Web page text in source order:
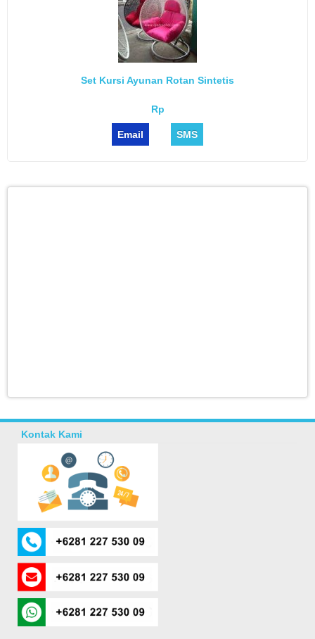
Set Kursi Ayunan Rotan Sintetis
Rp
Email SMS
Kontak Kami